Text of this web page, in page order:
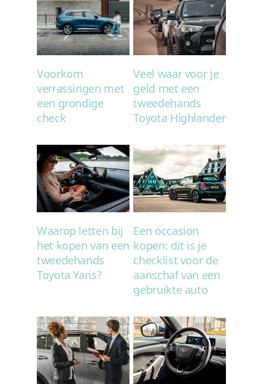
Voorkom
verrassingen met
een grondige
check
Veel waar voor je
geld met een
tweedehands
Toyota Highlander
Waarop letten bij
het kopen van een
tweedehands
Toyota Yaris?
Een occasion
kopen: dit is je
checklist voor de
aanschaf van een
gebruikte auto